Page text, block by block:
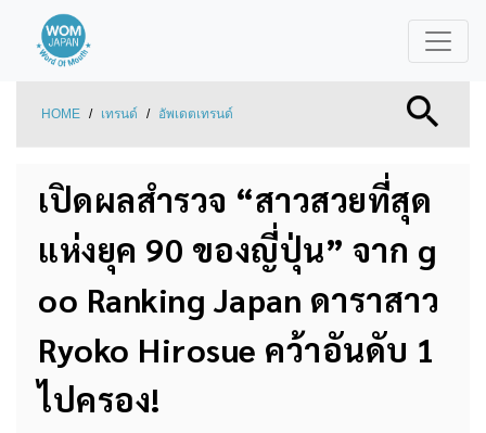
HOME / เทรนด์ / อัพเดตเทรนด์
เปิดผลสำรวจ “สาวสวยที่สุด
แห่งยุค 90 ของญี่ปุ่น” จาก g
oo Ranking Japan ดาราสาว
Ryoko Hirosue คว้าอันดับ 1
ไปครอง!